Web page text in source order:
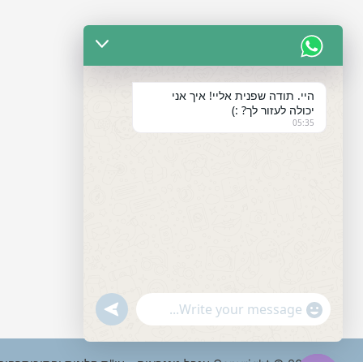
היי. תודה שפנית אליי! איך אני
יכולה לעזור לך? :)
05:35
"+chaty_settings.lang.emoji_picker+"
WhatsApp
undefined